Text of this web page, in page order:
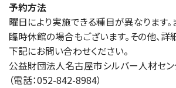
予約方法
曜日により実施できる種目が異なります
臨時休館の場合もございます。その他、詳
下記にお問い合わせください。
公益財団法人名古屋市シルバー人材セン
（電話：052-842-8984）